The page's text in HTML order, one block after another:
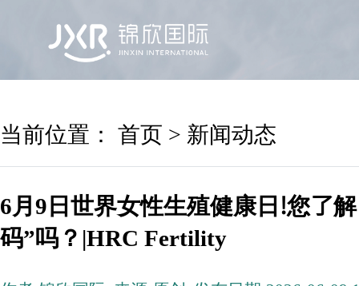
当前位置： 首页 > 新闻动态
6月9日世界女性生殖健康日!您了
码”吗？|HRC Fertility